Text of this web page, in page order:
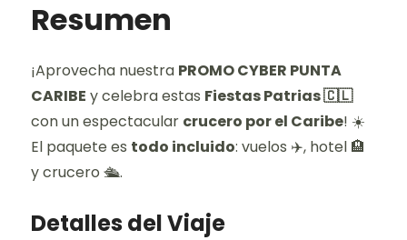
Resumen
¡Aprovecha nuestra PROMO CYBER PUNTA
CARIBE y celebra estas Fiestas Patrias 🇨🇱
con un espectacular crucero por el Caribe! ☀️
El paquete es todo incluido: vuelos ✈️, hotel 🏨
y crucero 🛳️.
Detalles del Viaje